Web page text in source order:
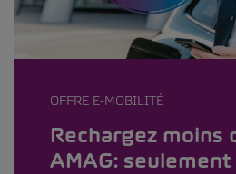
OFFRE E-MOBILITÉ
Rechargez moins
AMAG: